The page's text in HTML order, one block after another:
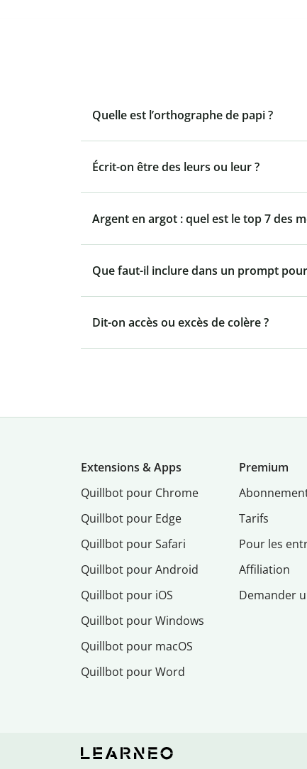
Quelle est l’orthographe de papi ?
Écrit-on être des leurs ou leur ?
Argent en argot : quel est le top 7 des
Que faut-il inclure dans un prompt
Dit-on accès ou excès de colère ?
Extensions & Apps
Quillbot pour Chrome
Quillbot pour Edge
Quillbot pour Safari
Quillbot pour Android
Quillbot pour iOS
Quillbot pour Windows
Quillbot pour macOS
Quillbot pour Word
Premium
Tarifs
Pour les
Affiliation
Demander